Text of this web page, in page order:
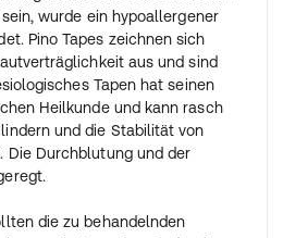
wurde ein hypoallergener
Pino Tapes zeichnen sich
aus und sind
Tapen hat seinen
Heilkunde und kann rasch
und die Stabilität von
Die Durchblutung und der
die zu behandelnden